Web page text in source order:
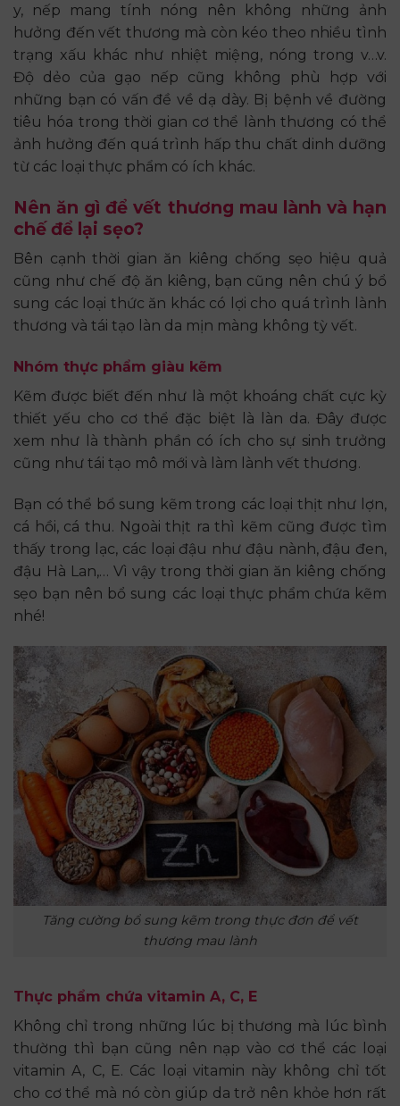
y, nếp mang tính nóng nên không những ảnh
hưởng đến vết thương mà còn kéo theo nhiều tình
trạng xấu khác như nhiệt miệng, nóng trong v…v.
Độ dẻo của gạo nếp cũng không phù hợp với
những bạn có vấn đề về dạ dày. Bị bệnh về đường
tiêu hóa trong thời gian cơ thể lành thương có thể
ảnh hưởng đến quá trình hấp thu chất dinh dưỡng
từ các loại thực phẩm có ích khác.
Nên ăn gì để vết thương mau lành và hạn
chế để lại sẹo?
Bên cạnh thời gian ăn kiêng chống sẹo hiệu quả
cũng như chế độ ăn kiêng, bạn cũng nên chú ý bổ
sung các loại thức ăn khác có lợi cho quá trình lành
thương và tái tạo làn da mịn màng không tỳ vết.
Nhóm thực phẩm giàu kẽm
Kẽm được biết đến như là một khoáng chất cực kỳ
thiết yếu cho cơ thể đặc biệt là làn da. Đây được
xem như là thành phần có ích cho sự sinh trưởng
cũng như tái tạo mô mới và làm lành vết thương.
Bạn có thể bổ sung kẽm trong các loại thịt như lợn,
cá hồi, cá thu. Ngoài thịt ra thì kẽm cũng được tìm
thấy trong lạc, các loại đậu như đậu nành, đậu đen,
đậu Hà Lan,… Vì vậy trong thời gian ăn kiêng chống
sẹo bạn nên bổ sung các loại thực phẩm chứa kẽm
nhé!
Tăng cường bổ sung kẽm trong thực đơn để vết
thương mau lành
Thực phẩm chứa vitamin A, C, E
Không chỉ trong những lúc bị thương mà lúc bình
thường thì bạn cũng nên nạp vào cơ thể các loại
vitamin A, C, E. Các loại vitamin này không chỉ tốt
cho cơ thể mà nó còn giúp da trở nên khỏe hơn rất